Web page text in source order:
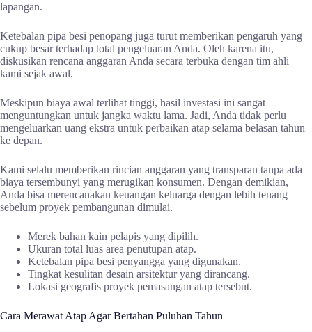
lapangan.
Ketebalan pipa besi penopang juga turut memberikan pengaruh yang
cukup besar terhadap total pengeluaran Anda. Oleh karena itu,
diskusikan rencana anggaran Anda secara terbuka dengan tim ahli
kami sejak awal.
Meskipun biaya awal terlihat tinggi, hasil investasi ini sangat
menguntungkan untuk jangka waktu lama. Jadi, Anda tidak perlu
mengeluarkan uang ekstra untuk perbaikan atap selama belasan tahun
ke depan.
Kami selalu memberikan rincian anggaran yang transparan tanpa ada
biaya tersembunyi yang merugikan konsumen. Dengan demikian,
Anda bisa merencanakan keuangan keluarga dengan lebih tenang
sebelum proyek pembangunan dimulai.
Merek bahan kain pelapis yang dipilih.
Ukuran total luas area penutupan atap.
Ketebalan pipa besi penyangga yang digunakan.
Tingkat kesulitan desain arsitektur yang dirancang.
Lokasi geografis proyek pemasangan atap tersebut.
Cara Merawat Atap Agar Bertahan Puluhan Tahun